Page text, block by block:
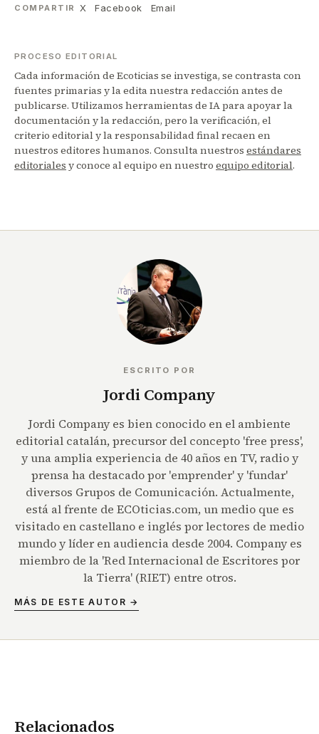
COMPARTIR X Facebook Email
PROCESO EDITORIAL
Cada información de Ecoticias se investiga, se contrasta con
fuentes primarias y la edita nuestra redacción antes de
publicarse. Utilizamos herramientas de IA para apoyar la
documentación y la redacción, pero la verificación, el
criterio editorial y la responsabilidad final recaen en
nuestros editores humanos. Consulta nuestros estándares
editoriales y conoce al equipo en nuestro equipo editorial.
ESCRITO POR
Jordi Company
Jordi Company es bien conocido en el ambiente
editorial catalán, precursor del concepto 'free press',
y una amplia experiencia de 40 años en TV, radio y
prensa ha destacado por 'emprender' y 'fundar'
diversos Grupos de Comunicación. Actualmente,
está al frente de ECOticias.com, un medio que es
visitado en castellano e inglés por lectores de medio
mundo y líder en audiencia desde 2004. Company es
miembro de la 'Red Internacional de Escritores por
la Tierra' (RIET) entre otros.
MÁS DE ESTE AUTOR →
Relacionados